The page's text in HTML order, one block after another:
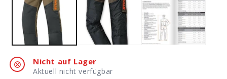
Modal
öffnen
Nicht auf Lager
Aktuell nicht verfügbar